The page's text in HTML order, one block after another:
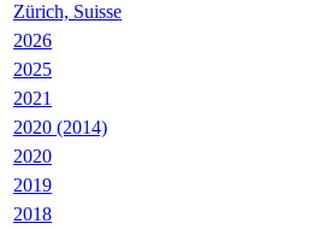
Zürich, Suisse
2026
2025
2021
2020 (2014)
2020
2019
2018